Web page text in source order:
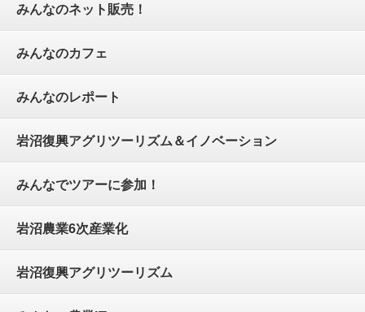
みんなのネット販売！
みんなのカフェ
みんなのレポート
岩沼復興アグリツーリズム＆イノベーション
みんなでツアーに参加！
岩沼農業6次産業化
岩沼復興アグリツーリズム